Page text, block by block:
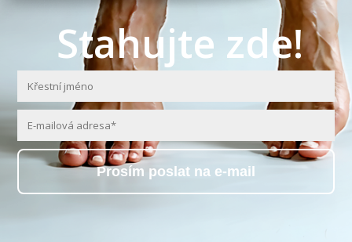
Stahujte zde!
Prosím poslat na e-mail